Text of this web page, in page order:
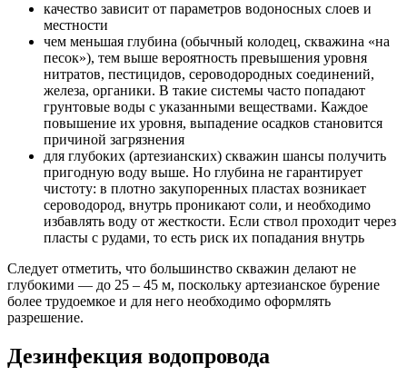
качество зависит от параметров водоносных слоев и
местности
чем меньшая глубина (обычный колодец, скважина «на
песок»), тем выше вероятность превышения уровня
нитратов, пестицидов, сероводородных соединений,
железа, органики. В такие системы часто попадают
грунтовые воды с указанными веществами. Каждое
повышение их уровня, выпадение осадков становится
причиной загрязнения
для глубоких (артезианских) скважин шансы получить
пригодную воду выше. Но глубина не гарантирует
чистоту: в плотно закупоренных пластах возникает
сероводород, внутрь проникают соли, и необходимо
избавлять воду от жесткости. Если ствол проходит через
пласты с рудами, то есть риск их попадания внутрь
Следует отметить, что большинство скважин делают не
глубокими — до 25 – 45 м, поскольку артезианское бурение
более трудоемкое и для него необходимо оформлять
разрешение.
Дезинфекция водопровода